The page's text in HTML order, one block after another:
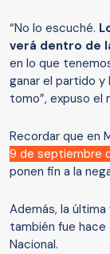
“No lo escuché.
verá dentro de
en lo que
ganar el partido y
tomo”, expuso el
Recordar que en
9 de septiembre
ponen fin a la
Además, la
también fue hace
Nacional.